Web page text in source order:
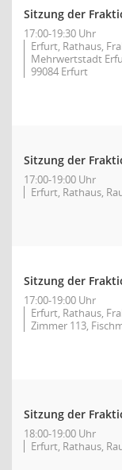
Sitzung der
17:00-19:30 Uhr
Erfurt, Rathaus,
Mehrwertstadt
99084 Erfurt
Sitzung der
17:00-19:00 Uhr
Erfurt, Rathaus,
Sitzung der
17:00-19:00 Uhr
Erfurt, Rathaus,
Zimmer 113,
Sitzung der
18:00-19:00 Uhr
Erfurt, Rathaus,